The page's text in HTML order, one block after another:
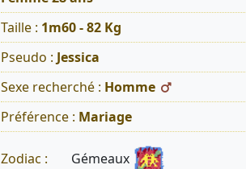
Taille : 1m60 - 82 Kg
Pseudo : Jessica
Sexe recherché : Homme
Préférence : Mariage
Zodiac : Gémeaux